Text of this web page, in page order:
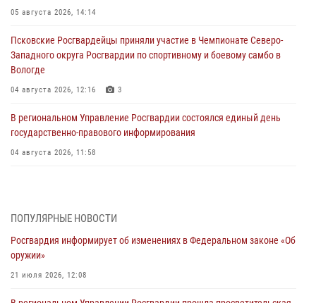
05 августа 2026, 14:14
Псковские Росгвардейцы приняли участие в Чемпионате Северо-
Западного округа Росгвардии по спортивному и боевому самбо в
Вологде
04 августа 2026, 12:16 3
В региональном Управление Росгвардии состоялся единый день
государственно-правового информирования
04 августа 2026, 11:58
03 августа 2026, 17:21
21 единицу оружия изъяли Псковские росгвардейцы за неделю
03 августа 2026, 14:10
ПОПУЛЯРНЫЕ НОВОСТИ
Росгвардия информирует об изменениях в Федеральном законе «Об
оружии»
21 июля 2026, 12:08